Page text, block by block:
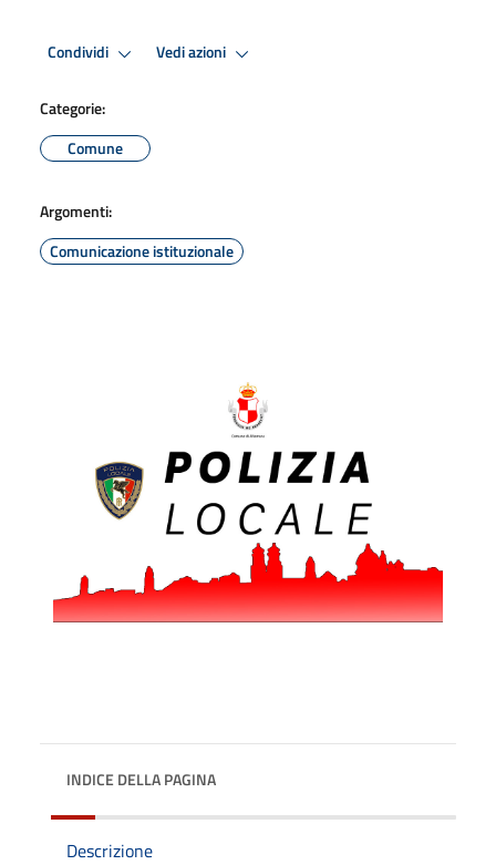
Condividi Vedi azioni
Categorie:
Comune
Argomenti:
Comunicazione istituzionale
INDICE DELLA PAGINA
Descrizione